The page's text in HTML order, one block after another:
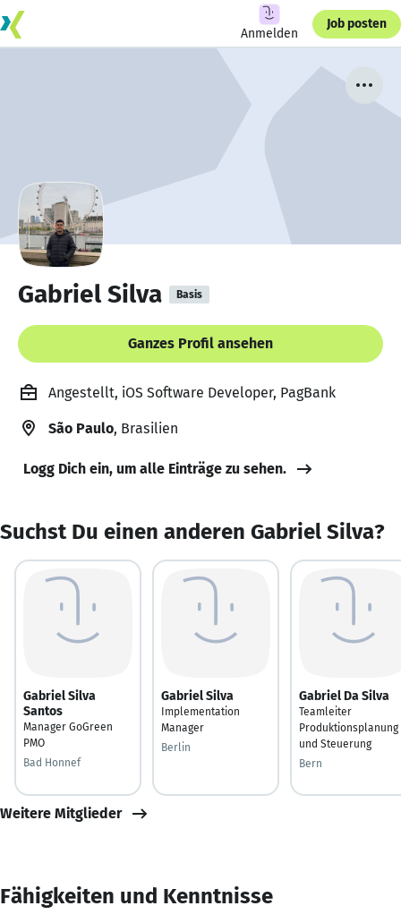
Anmelden
Job posten
Gabriel Silva Basis
Ganzes Profil ansehen
Angestellt, iOS Software Developer, PagBank
São Paulo, Brasilien
Logg Dich ein, um alle Einträge zu sehen.
Suchst Du einen anderen Gabriel Silva?
Gabriel Silva
Santos
Manager GoGreen
PMO
Bad Honnef
Gabriel Silva
Implementation
Manager
Berlin
Gabriel Da Silva
Teamleiter
Produktionsplanung
und Steuerung
Bern
Weitere Mitglieder
Fähigkeiten und Kenntnisse